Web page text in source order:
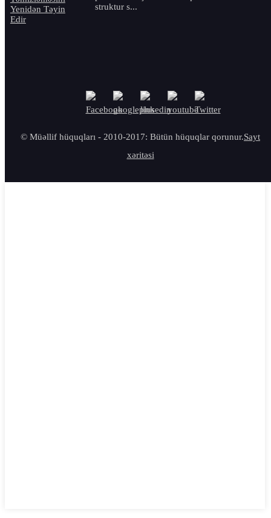
struktur s...
© Müəllif hüquqları - 2010-2017: Bütün hüquqlar qorunur.Sayt
xəritəsi